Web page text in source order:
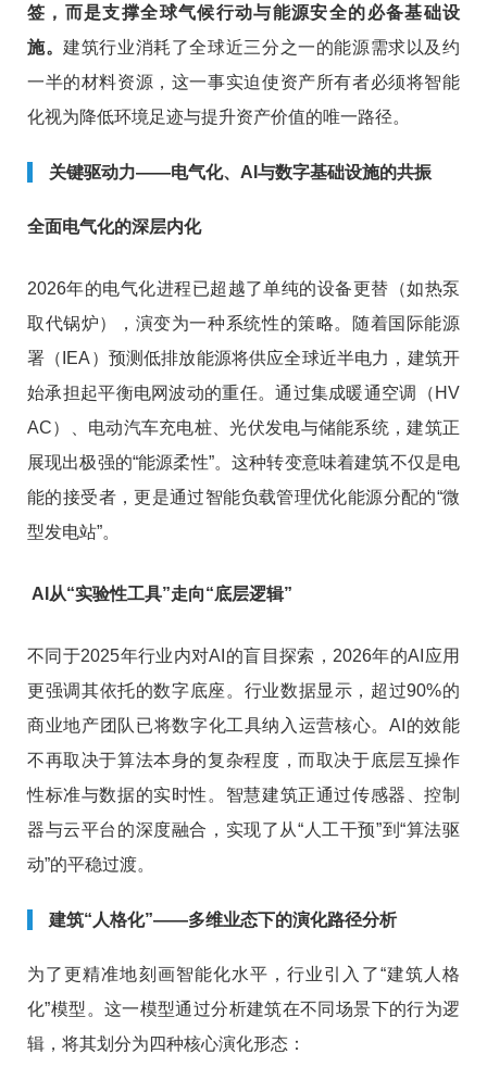
签，而是支撑全球气候行动与能源安全的必备基础设
施。建筑行业消耗了全球近三分之一的能源需求以及约
一半的材料资源，这一事实迫使资产所有者必须将智能
化视为降低环境足迹与提升资产价值的唯一路径。
关键驱动力——电气化、AI与数字基础设施的共振
全面电气化的深层内化
2026年的电气化进程已超越了单纯的设备更替（如热泵
取代锅炉），演变为一种系统性的策略。随着国际能源
署（IEA）预测低排放能源将供应全球近半电力，建筑开
始承担起平衡电网波动的重任。通过集成暖通空调（HV
AC）、电动汽车充电桩、光伏发电与储能系统，建筑正
展现出极强的“能源柔性”。这种转变意味着建筑不仅是电
能的接受者，更是通过智能负载管理优化能源分配的“微
型发电站”。
AI从“实验性工具”走向“底层逻辑”
不同于2025年行业内对AI的盲目探索，2026年的AI应用
更强调其依托的数字底座。行业数据显示，超过90%的
商业地产团队已将数字化工具纳入运营核心。AI的效能
不再取决于算法本身的复杂程度，而取决于底层互操作
性标准与数据的实时性。智慧建筑正通过传感器、控制
器与云平台的深度融合，实现了从“人工干预”到“算法驱
动”的平稳过渡。
建筑“人格化”——多维业态下的演化路径分析
为了更精准地刻画智能化水平，行业引入了“建筑人格
化”模型。这一模型通过分析建筑在不同场景下的行为逻
辑，将其划分为四种核心演化形态：